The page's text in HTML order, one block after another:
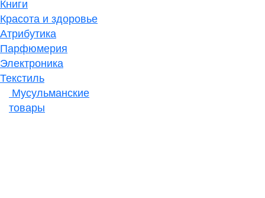
Книги
Красота и здоровье
Атрибутика
Парфюмерия
Электроника
Текстиль
Мусульманские
товары